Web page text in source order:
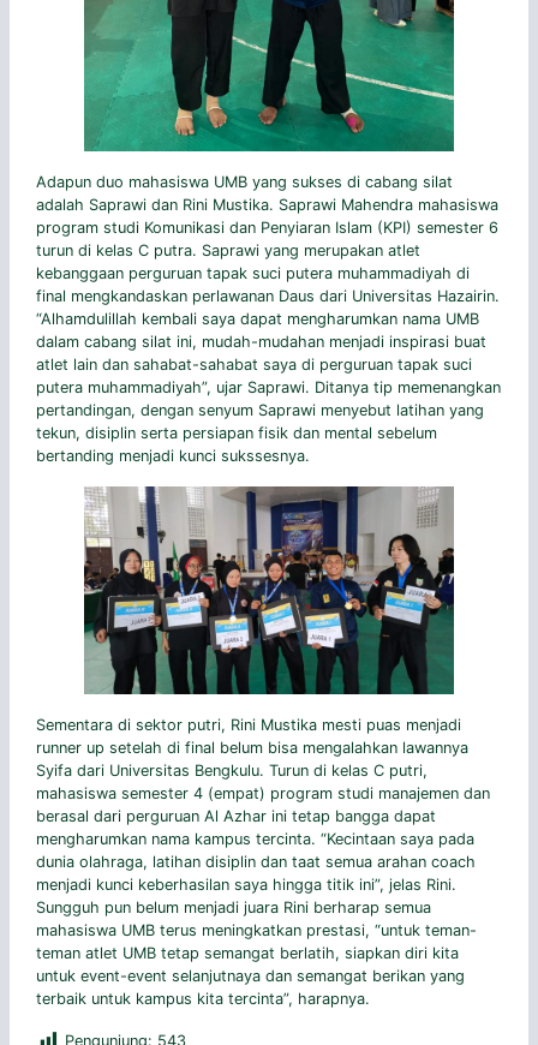
Adapun duo mahasiswa UMB yang sukses di cabang silat
adalah Saprawi dan Rini Mustika. Saprawi Mahendra mahasiswa
program studi Komunikasi dan Penyiaran Islam (KPI) semester 6
turun di kelas C putra. Saprawi yang merupakan atlet
kebanggaan perguruan tapak suci putera muhammadiyah di
final mengkandaskan perlawanan Daus dari Universitas Hazairin.
“Alhamdulillah kembali saya dapat mengharumkan nama UMB
dalam cabang silat ini, mudah-mudahan menjadi inspirasi buat
atlet lain dan sahabat-sahabat saya di perguruan tapak suci
putera muhammadiyah”, ujar Saprawi. Ditanya tip memenangkan
pertandingan, dengan senyum Saprawi menyebut latihan yang
tekun, disiplin serta persiapan fisik dan mental sebelum
bertanding menjadi kunci sukssesnya.
Sementara di sektor putri, Rini Mustika mesti puas menjadi
runner up setelah di final belum bisa mengalahkan lawannya
Syifa dari Universitas Bengkulu. Turun di kelas C putri,
mahasiswa semester 4 (empat) program studi manajemen dan
berasal dari perguruan Al Azhar ini tetap bangga dapat
mengharumkan nama kampus tercinta. “Kecintaan saya pada
dunia olahraga, latihan disiplin dan taat semua arahan coach
menjadi kunci keberhasilan saya hingga titik ini”, jelas Rini.
Sungguh pun belum menjadi juara Rini berharap semua
mahasiswa UMB terus meningkatkan prestasi, “untuk teman-
teman atlet UMB tetap semangat berlatih, siapkan diri kita
untuk event-event selanjutnaya dan semangat berikan yang
terbaik untuk kampus kita tercinta”, harapnya.
Pengunjung: 543